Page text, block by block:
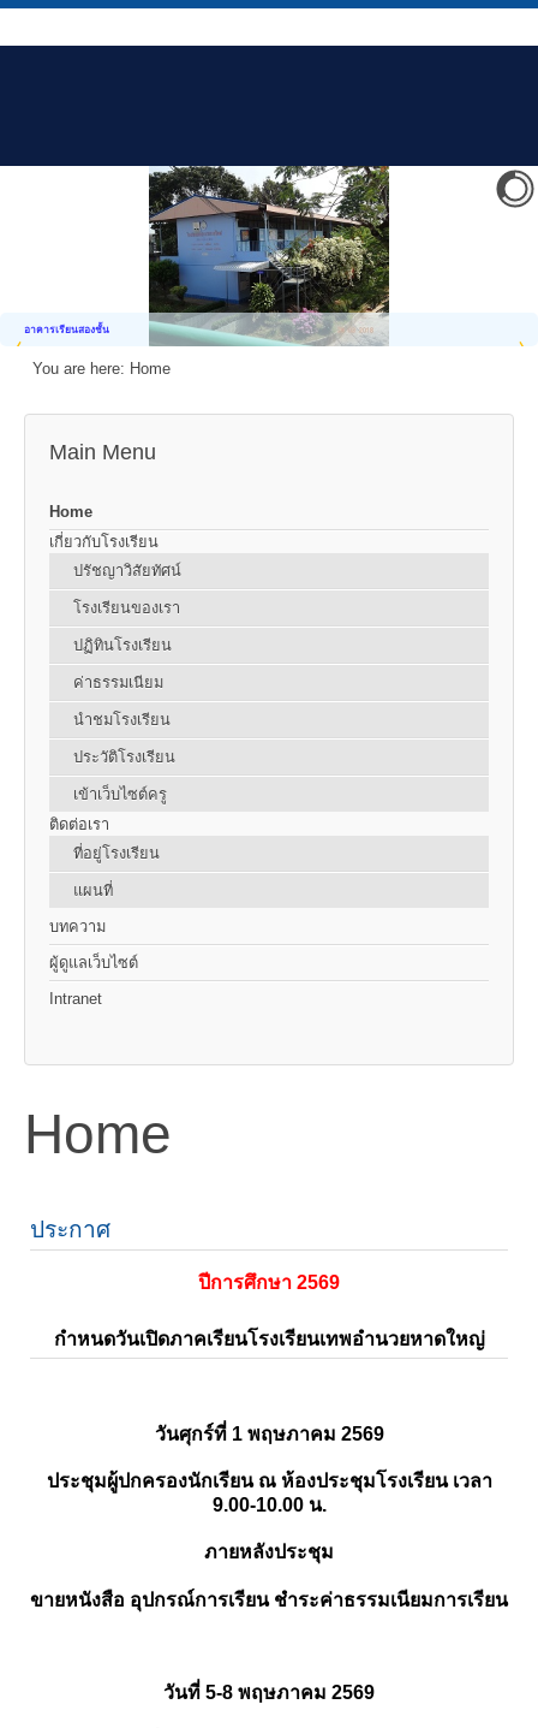
อาคารเรียนสองชั้น
You are here: Home
Main Menu
Home
เกี่ยวกับโรงเรียน
ปรัชญาวิสัยทัศน์
โรงเรียนของเรา
ปฏิทินโรงเรียน
ค่าธรรมเนียม
นำชมโรงเรียน
ประวัติโรงเรียน
เข้าเว็บไซต์ครู
ติดต่อเรา
ที่อยู่โรงเรียน
แผนที่
บทความ
ผู้ดูแลเว็บไซต์
Intranet
Home
ประกาศ
ปีการศึกษา 2569
กำหนดวันเปิดภาคเรียนโรงเรียนเทพอำนวยหาดใหญ่
วันศุกร์ที่ 1 พฤษภาคม 2569
ประชุมผู้ปกครองนักเรียน ณ ห้องประชุมโรงเรียน เวลา
9.00-10.00 น.
ภายหลังประชุม
ขายหนังสือ อุปกรณ์การเรียน ชำระค่าธรรมเนียมการเรียน
วันที่ 5-8 พฤษภาคม 2569